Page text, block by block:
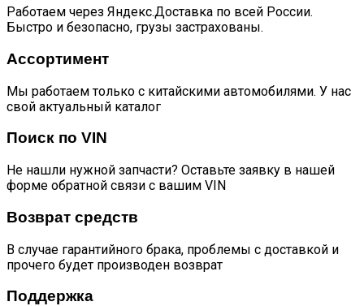
Работаем через Яндекс.Доставка по всей России.
Быстро и безопасно, грузы застрахованы.
Ассортимент
Мы работаем только с китайскими автомобилями. У нас
свой актуальный каталог
Поиск по VIN
Не нашли нужной запчасти? Оставьте заявку в нашей
форме обратной связи с вашим VIN
Возврат средств
В случае гарантийного брака, проблемы с доставкой и
прочего будет производен возврат
Поддержка